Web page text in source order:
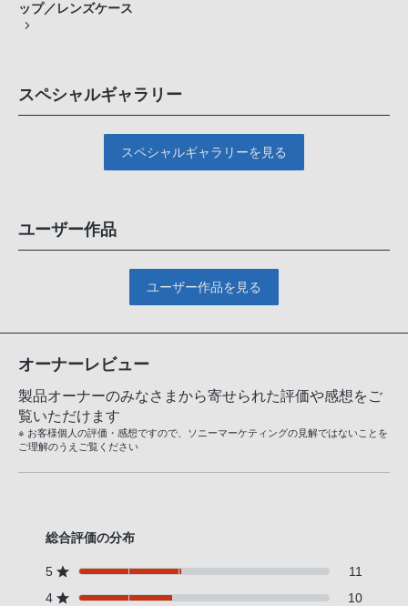
ップ／レンズケース
スペシャルギャラリー
スペシャルギャラリーを見る
ユーザー作品
ユーザー作品を見る
オーナーレビュー
製品オーナーのみなさまから寄せられた評価や感想をご
覧いただけます
※ お客様個人の評価・感想ですので、ソニーマーケティングの見解ではないことを
ご理解のうえご覧ください
総合評価の分布
5
11
4
10